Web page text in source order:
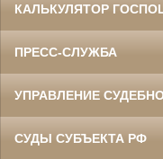
КАЛЬКУЛЯТОР
ПРЕСС-СЛУЖБА
УПРАВЛЕНИЕ
СУДЫ СУБЪЕКТА РФ